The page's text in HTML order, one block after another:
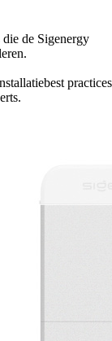
de Sigenergy
practices